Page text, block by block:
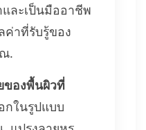
ละเป็นมืออาชีพ
ค่าที่รับรู้ของ
.
ของพื้นผิวที่
กในรูปแบบ